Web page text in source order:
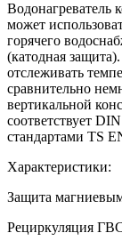
Водонагреватель
может
горячего
(катодная
отслеживать
сравнительно
вертикальной
соответствует
стандартами TS
Характеристики:
Защита
Рециркуляция